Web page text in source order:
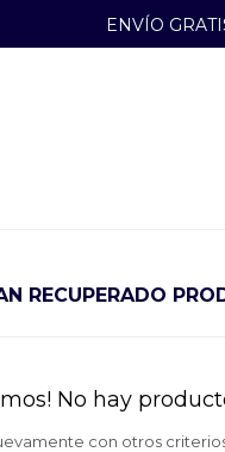
ENVÍO
RECUPERADO
No hay
con otros